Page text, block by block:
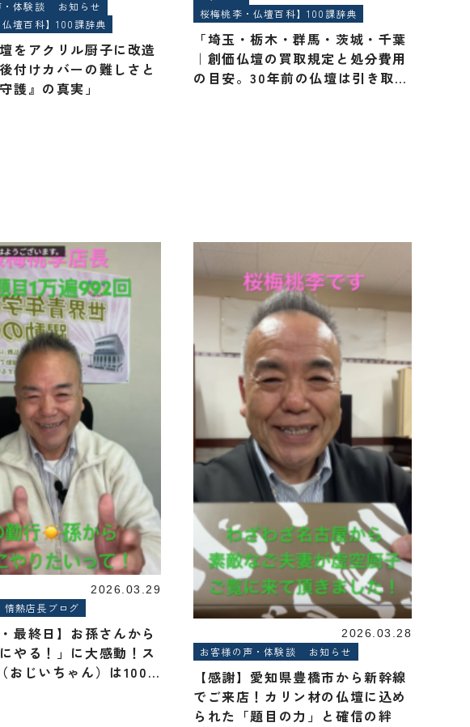
体験談
お知らせ
壇百科】100課辞典
壇をアクリル厨子に改造
付けカバーの難しさと
護』の真実」
桜梅桃李・仏壇百科】100課辞典
「埼玉・栃木・群馬・茨城・千葉
｜創価仏壇の買取規定と処分費用
の目安。30年前の仏壇は引き取れ
2026.03.29
情熱店長ブログ
・最終日】お孫さんから
やる！」に大感動！ス
おじいちゃん）は1000
2026.03.28
お客様の声・体験談 お知らせ
【感謝】愛知県豊橋市から新幹線
でご来店！カリン材の仏壇に込め
られた「題目の力」と確信の絆